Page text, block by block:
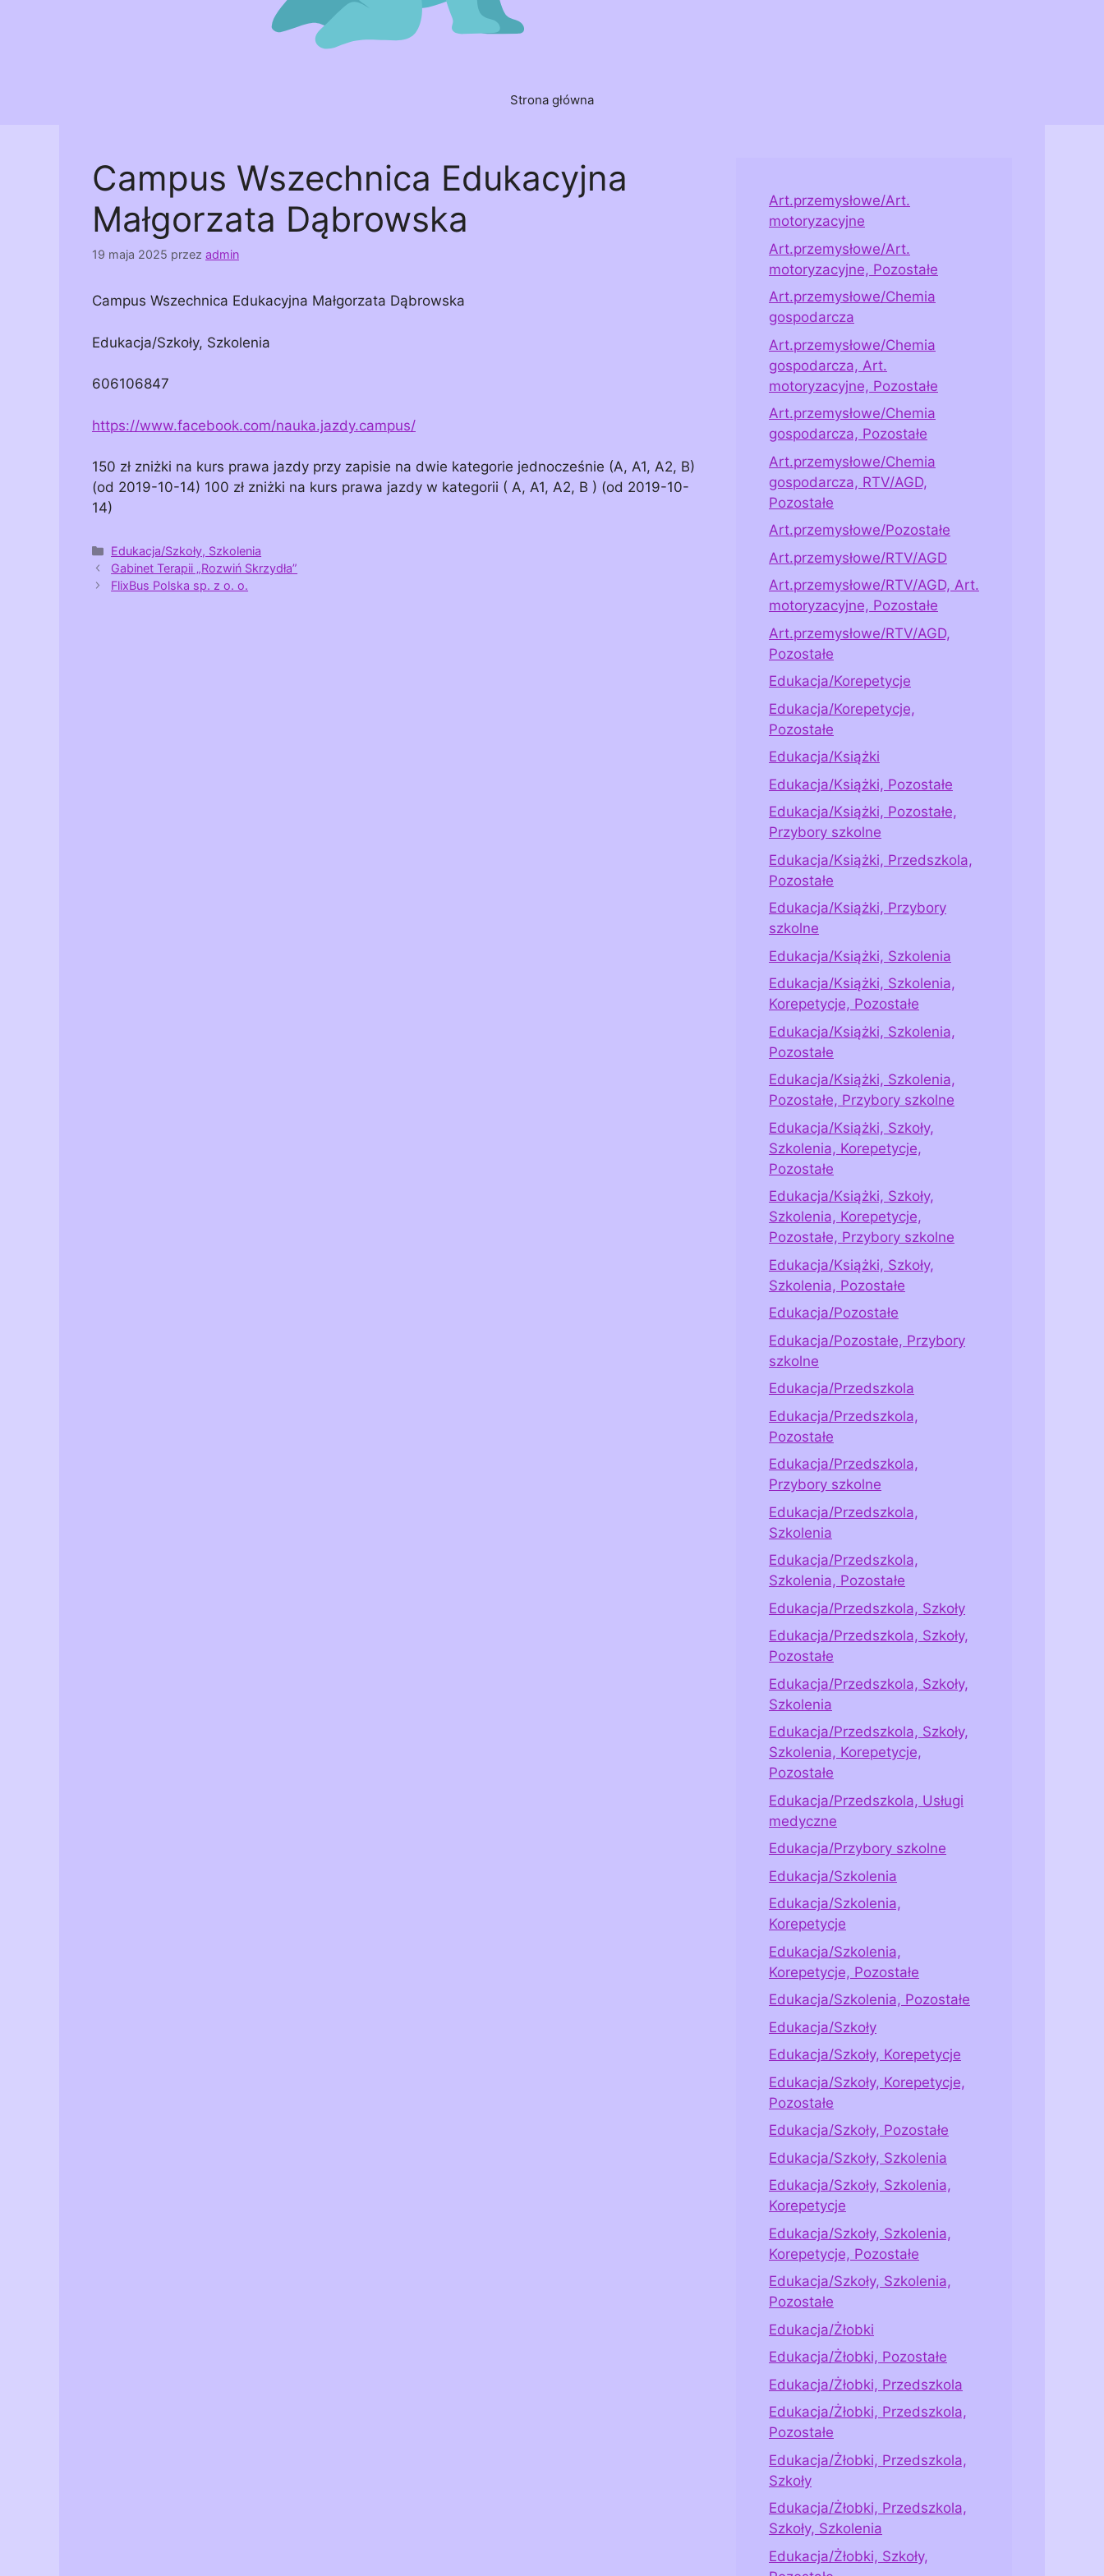
Strona główna
Campus Wszechnica Edukacyjna
Małgorzata Dąbrowska
19 maja 2025 przez admin
Campus Wszechnica Edukacyjna Małgorzata Dąbrowska
Edukacja/Szkoły, Szkolenia
606106847
https://www.facebook.com/nauka.jazdy.campus/
150 zł zniżki na kurs prawa jazdy przy zapisie na dwie kategorie jednocześnie (A, A1, A2, B)
(od 2019-10-14) 100 zł zniżki na kurs prawa jazdy w kategorii ( A, A1, A2, B ) (od 2019-10-
14)
Kategorie
Edukacja/Szkoły, Szkolenia
Gabinet Terapii „Rozwiń Skrzydła”
FlixBus Polska sp. z o. o.
Art.przemysłowe/Art.
motoryzacyjne
Art.przemysłowe/Art.
motoryzacyjne, Pozostałe
Art.przemysłowe/Chemia
gospodarcza
Art.przemysłowe/Chemia
gospodarcza, Art.
motoryzacyjne, Pozostałe
Art.przemysłowe/Chemia
gospodarcza, Pozostałe
Art.przemysłowe/Chemia
gospodarcza, RTV/AGD,
Pozostałe
Art.przemysłowe/Pozostałe
Art.przemysłowe/RTV/AGD
Art.przemysłowe/RTV/AGD, Art.
motoryzacyjne, Pozostałe
Art.przemysłowe/RTV/AGD,
Pozostałe
Edukacja/Korepetycje
Edukacja/Korepetycje,
Pozostałe
Edukacja/Książki
Edukacja/Książki, Pozostałe
Edukacja/Książki, Pozostałe,
Przybory szkolne
Edukacja/Książki, Przedszkola,
Pozostałe
Edukacja/Książki, Przybory
szkolne
Edukacja/Książki, Szkolenia
Edukacja/Książki, Szkolenia,
Korepetycje, Pozostałe
Edukacja/Książki, Szkolenia,
Pozostałe
Edukacja/Książki, Szkolenia,
Pozostałe, Przybory szkolne
Edukacja/Książki, Szkoły,
Szkolenia, Korepetycje,
Pozostałe
Edukacja/Książki, Szkoły,
Szkolenia, Korepetycje,
Pozostałe, Przybory szkolne
Edukacja/Książki, Szkoły,
Szkolenia, Pozostałe
Edukacja/Pozostałe
Edukacja/Pozostałe, Przybory
szkolne
Edukacja/Przedszkola
Edukacja/Przedszkola,
Pozostałe
Edukacja/Przedszkola,
Przybory szkolne
Edukacja/Przedszkola,
Szkolenia
Edukacja/Przedszkola,
Szkolenia, Pozostałe
Edukacja/Przedszkola, Szkoły
Edukacja/Przedszkola, Szkoły,
Pozostałe
Edukacja/Przedszkola, Szkoły,
Szkolenia
Edukacja/Przedszkola, Szkoły,
Szkolenia, Korepetycje,
Pozostałe
Edukacja/Przedszkola, Usługi
medyczne
Edukacja/Przybory szkolne
Edukacja/Szkolenia
Edukacja/Szkolenia,
Korepetycje
Edukacja/Szkolenia,
Korepetycje, Pozostałe
Edukacja/Szkolenia, Pozostałe
Edukacja/Szkoły
Edukacja/Szkoły, Korepetycje
Edukacja/Szkoły, Korepetycje,
Pozostałe
Edukacja/Szkoły, Pozostałe
Edukacja/Szkoły, Szkolenia
Edukacja/Szkoły, Szkolenia,
Korepetycje
Edukacja/Szkoły, Szkolenia,
Korepetycje, Pozostałe
Edukacja/Szkoły, Szkolenia,
Pozostałe
Edukacja/Żłobki
Edukacja/Żłobki, Pozostałe
Edukacja/Żłobki, Przedszkola
Edukacja/Żłobki, Przedszkola,
Pozostałe
Edukacja/Żłobki, Przedszkola,
Szkoły
Edukacja/Żłobki, Przedszkola,
Szkoły, Szkolenia
Edukacja/Żłobki, Szkoły,